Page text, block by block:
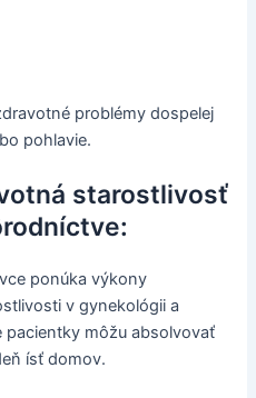
problémy dospelej
pohlavie.
starostlivosť
ponúka výkony
v gynekológii a
pacientky môžu absolvovať
ísť domov.